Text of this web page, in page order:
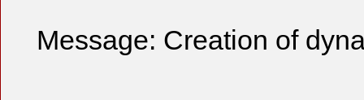
Message: